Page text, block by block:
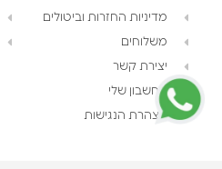
מדיניות החזרות וביטולים
משלוחים
יצירת קשר
החשבון שלי
הצהרת הנגישות
💬 נחזור אליך בהקדם